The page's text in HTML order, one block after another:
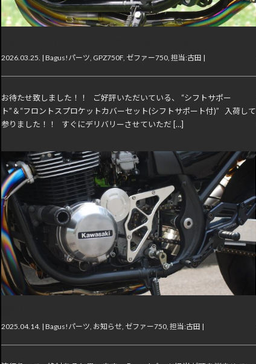
2026.03.25. | Bagus!パーツ GPZ750F ゼファー750 担当:古田 |
お待たせ致しました！！ ご好評いただいている、 “シフトサポー
ト”＆“フロントスプロケットカバーセット(シフトサポート付)” 入荷して
参りました！！ すぐにデリバリーさせていただ […]
2025.04.14. | Bagus!パーツ, お知らせ, ゼファー750, 担当:古田 |